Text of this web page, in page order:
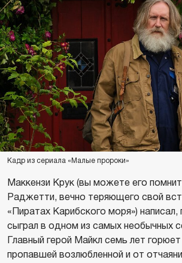
Кадр из сериала «Малые пророки»
Маккензи Крук (вы можете его
Раджетти, вечно теряющего свой
«Пиратах Карибского моря») написал,
сыграл в одном из самых необычных
Главный герой Майкл семь лет
пропавшей возлюбленной и от